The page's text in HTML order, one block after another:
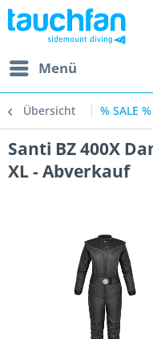
Menü
Übersicht % SALE %
Santi BZ 400X
XL - Abverkauf